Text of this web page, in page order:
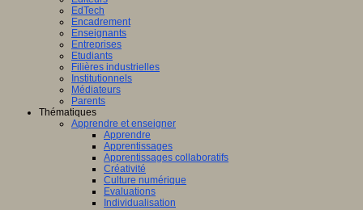
EdTech
Encadrement
Enseignants
Entreprises
Etudiants
Filières industrielles
Institutionnels
Médiateurs
Parents
Thématiques
Apprendre et enseigner
Apprendre
Apprentissages
Apprentissages collaboratifs
Créativité
Culture numérique
Evaluations
Individualisation